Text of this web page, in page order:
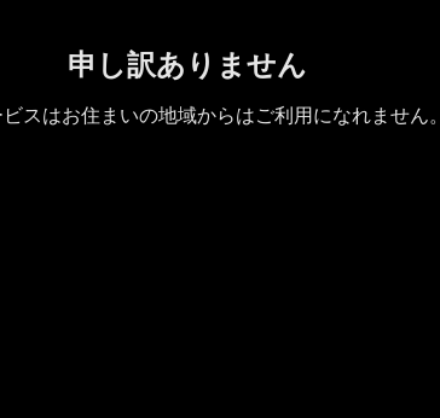
申し訳ありません
スはお住まいの地域からはご利用になれません。